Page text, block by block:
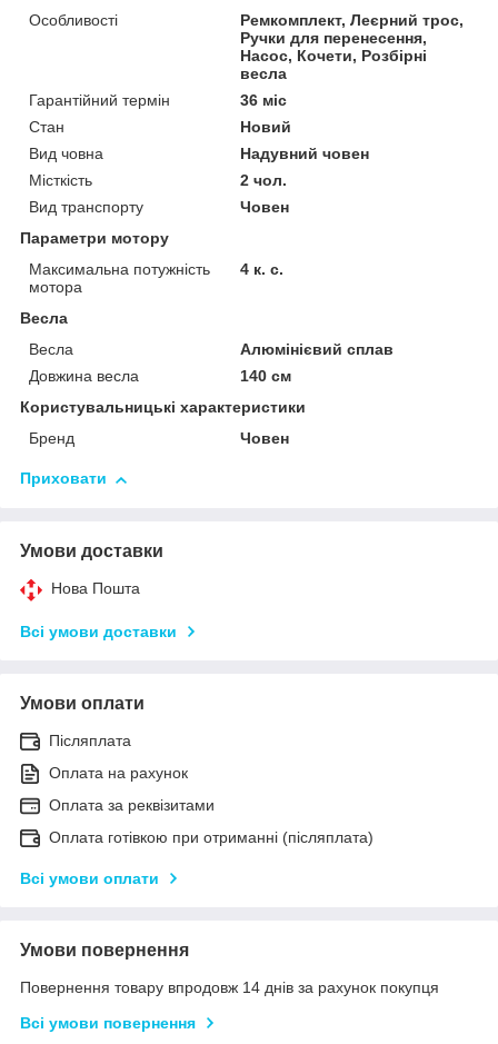
Особливості
Ремкомплект, Леєрний трос,
Ручки для перенесення,
Насос, Кочети, Розбірні
весла
Гарантійний термін
36 міс
Стан
Новий
Вид човна
Надувний човен
Місткість
2 чол.
Вид транспорту
Човен
Параметри мотору
Максимальна потужність
мотора
4 к. с.
Весла
Весла
Алюмінієвий сплав
Довжина весла
140 см
Користувальницькі характеристики
Бренд
Човен
Приховати
Умови доставки
Нова Пошта
Всі умови доставки
Умови оплати
Післяплата
Оплата на рахунок
Оплата за реквізитами
Оплата готівкою при отриманні (післяплата)
Всі умови оплати
Умови повернення
Повернення товару впродовж 14 днів за рахунок покупця
Всі умови повернення